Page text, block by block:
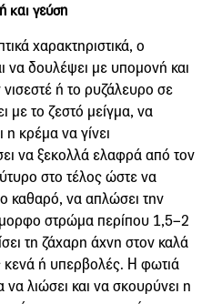
και γεύση
χαρακτηριστικά, ο
να δουλέψει με υπομονή και
νισεστέ ή το ρυζάλευρο σε
με το ζεστό μείγμα, να
η κρέμα να γίνει
να ξεκολλά ελαφρά από τον
στο τέλος ώστε να
καθαρό, να απλώσει την
στρώμα περίπου 1,5–2
τη ζάχαρη άχνη στον καλά
ή υπερβολές. Η φωτιά
να λιώσει και να σκουρύνει η